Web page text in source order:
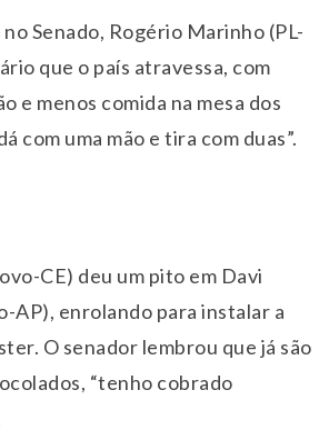
Senado, Rogério Marinho (PL-
que o país atravessa, com
e menos comida na mesa dos
com uma mão e tira com duas”.
CE) deu um pito em Davi
AP), enrolando para instalar a
O senador lembrou que já são
“tenho cobrado